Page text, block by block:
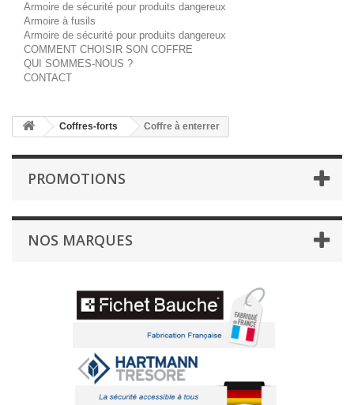
Armoire de sécurité pour produits dangereux
Armoire à fusils
Armoire de sécurité pour produits dangereux
COMMENT CHOISIR SON COFFRE
QUI SOMMES-NOUS ?
CONTACT
Coffres-forts Coffre à enterrer
PROMOTIONS
NOS MARQUES